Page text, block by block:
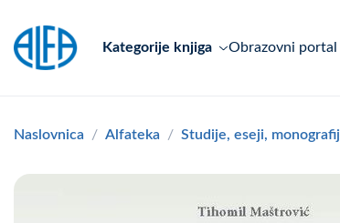
Kategorije knjiga Obrazovni portal
Naslovnica Alfateka Studije, eseji,